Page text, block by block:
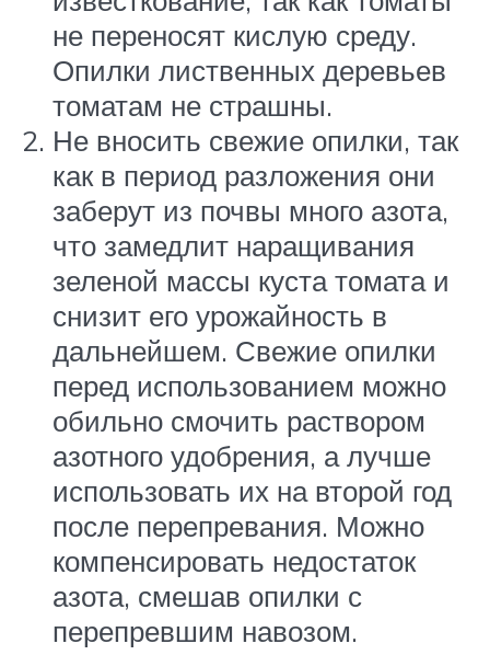
не переносят кислую среду.
Опилки лиственных деревьев
томатам не страшны.
Не вносить свежие опилки, так
как в период разложения они
заберут из почвы много азота,
что замедлит наращивания
зеленой массы куста томата и
снизит его урожайность в
дальнейшем. Свежие опилки
перед использованием можно
обильно смочить раствором
азотного удобрения, а лучше
использовать их на второй год
после перепревания. Можно
компенсировать недостаток
азота, смешав опилки с
перепревшим навозом.